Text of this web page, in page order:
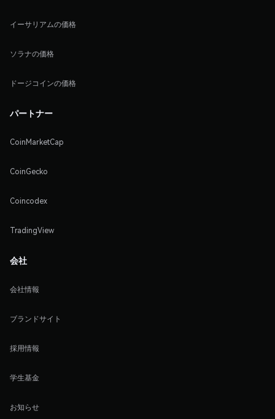
イーサリアムの価格
ソラナの価格
ドージコインの価格
パートナー
CoinMarketCap
CoinGecko
Coincodex
TradingView
会社
会社情報
ブランドサイト
採用情報
学生基金
お知らせ